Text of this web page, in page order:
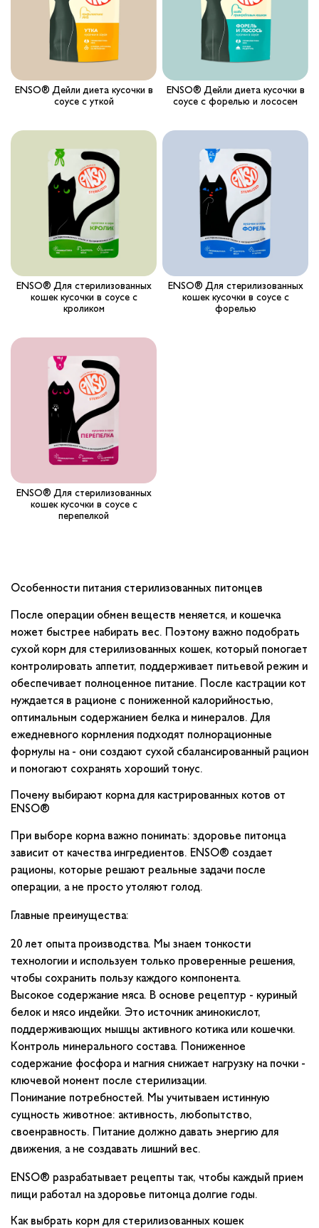
ENSO® Дейли диета кусочки в
соусе с уткой
ENSO® Дейли диета кусочки в
соусе с форелью и лососем
ENSO® Для стерилизованных
кошек кусочки в соусе с
кроликом
ENSO® Для стерилизованных
кошек кусочки в соусе с
форелью
ENSO® Для стерилизованных
кошек кусочки в соусе с
перепелкой
Особенности питания стерилизованных питомцев
После операции обмен веществ меняется, и кошечка
может быстрее набирать вес. Поэтому важно подобрать
сухой корм для стерилизованных кошек, который помогает
контролировать аппетит, поддерживает питьевой режим и
обеспечивает полноценное питание. После кастрации кот
нуждается в рационе с пониженной калорийностью,
оптимальным содержанием белка и минералов. Для
ежедневного кормления подходят полнорационные
формулы на - они создают сухой сбалансированный рацион
и помогают сохранять хороший тонус.
Почему выбирают корма для кастрированных котов от
ENSO®
При выборе корма важно понимать: здоровье питомца
зависит от качества ингредиентов. ENSO® создает
рационы, которые решают реальные задачи после
операции, а не просто утоляют голод.
Главные преимущества:
20 лет опыта производства. Мы знаем тонкости
технологии и используем только проверенные решения,
чтобы сохранить пользу каждого компонента.
Высокое содержание мяса. В основе рецептур - куриный
белок и мясо индейки. Это источник аминокислот,
поддерживающих мышцы активного котика или кошечки.
Контроль минерального состава. Пониженное
содержание фосфора и магния снижает нагрузку на почки -
ключевой момент после стерилизации.
Понимание потребностей. Мы учитываем истинную
сущность животное: активность, любопытство,
своенравность. Питание должно давать энергию для
движения, а не создавать лишний вес.
ENSО® разрабатывает рецепты так, чтобы каждый прием
пищи работал на здоровье питомца долгие годы.
Как выбрать корм для стерилизованных кошек